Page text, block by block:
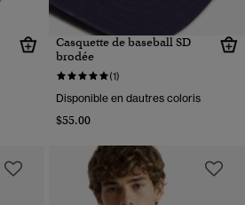
Casquette de baseball SD
brodée
(1)
Disponible en dautres coloris
$55.00